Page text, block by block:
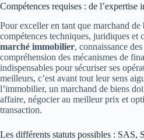
Compétences requises : de l’expertise
Pour exceller en tant que marchand
compétences techniques, juridiques et
marché immobilier, connaissance
compréhension des mécanismes de
indispensables pour sécuriser ses
meilleurs, c’est avant tout leur sens
l’immobilier, un marchand de biens
affaire, négocier au meilleur prix et
transaction.
Les différents statuts possibles : SAS,